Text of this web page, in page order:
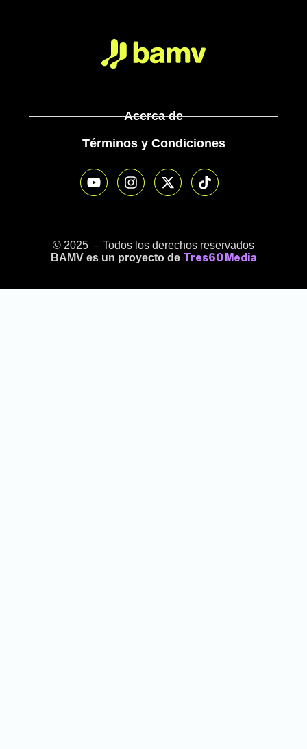
Acerca de
Términos y Condiciones
© 2025 – Todos los derechos reservados
BAMV es un proyecto de Tres60 Media